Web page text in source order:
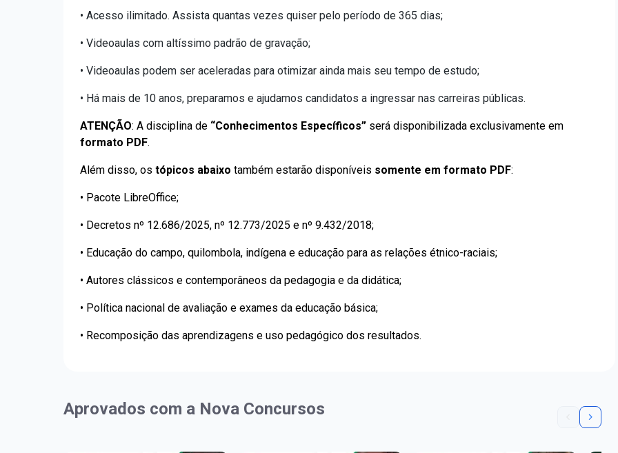
• Acesso ilimitado. Assista quantas vezes quiser pelo período de 365 dias;
• Videoaulas com altíssimo padrão de gravação;
• Videoaulas podem ser aceleradas para otimizar ainda mais seu tempo de estudo;
• Há mais de 10 anos, preparamos e ajudamos candidatos a ingressar nas carreiras públicas.
ATENÇÃO: A disciplina de “Conhecimentos Específicos” será disponibilizada exclusivamente em
formato PDF.
Além disso, os tópicos abaixo também estarão disponíveis somente em formato PDF:
• Pacote LibreOffice;
• Decretos nº 12.686/2025, nº 12.773/2025 e nº 9.432/2018;
• Educação do campo, quilombola, indígena e educação para as relações étnico-raciais;
• Autores clássicos e contemporâneos da pedagogia e da didática;
• Política nacional de avaliação e exames da educação básica;
• Recomposição das aprendizagens e uso pedagógico dos resultados.
Aprovados com a Nova Concursos